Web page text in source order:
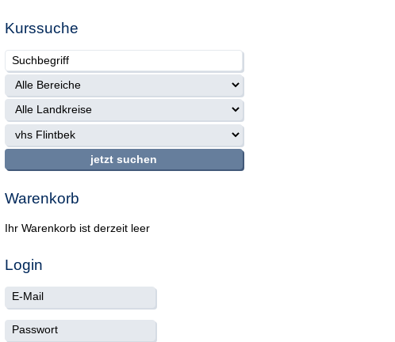
Kurssuche
Warenkorb
Ihr Warenkorb ist derzeit leer
Login